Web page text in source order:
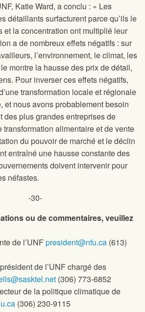
Katie Ward, a conclu : « Les
détaillants surfacturent parce qu’ils le
et la concentration ont multiplié leur
a de nombreux effets négatifs : sur
l’environnement, le climat, les
montre la hausse des prix de détail,
Pour inverser ces effets négatifs,
transformation locale et régionale
et nous avons probablement besoin
des plus grandes entreprises de
transformation alimentaire et de vente
du pouvoir de marché et le déclin
entraîné une hausse constante des
doivent intervenir pour
néfastes.
-30-
ou de commentaires, veuillez
de l’UNFpresident@nfu.ca (613)
de l’UNF chargé des
(306) 773-6852
de la politique climatique de
u.ca (306) 230-9115